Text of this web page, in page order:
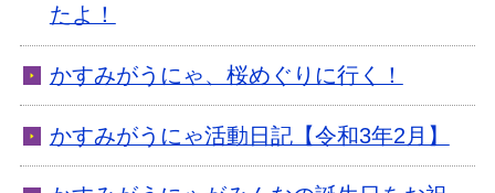
たよ！
かすみがうにゃ、桜めぐりに行く！
かすみがうにゃ活動日記【令和3年2月】